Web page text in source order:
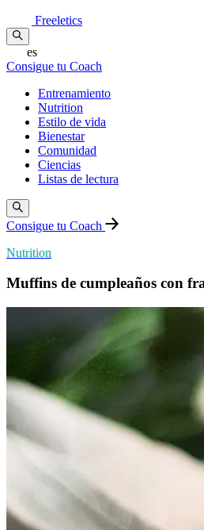
Freeletics
es
Consigue tu Coach
Entrenamiento
Nutrition
Estilo de vida
Bienestar
Comunidad
Ciencias
Listas de lectura
Consigue tu Coach
Nutrition
Muffins de cumpleaños con